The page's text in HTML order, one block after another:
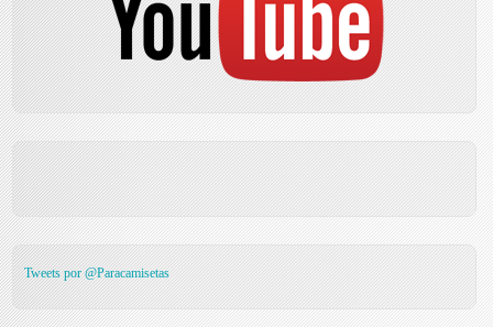
Tweets por @Paracamisetas